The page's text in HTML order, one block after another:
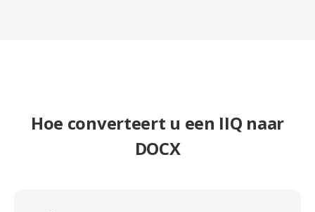
Hoe converteert u een IIQ naar
DOCX